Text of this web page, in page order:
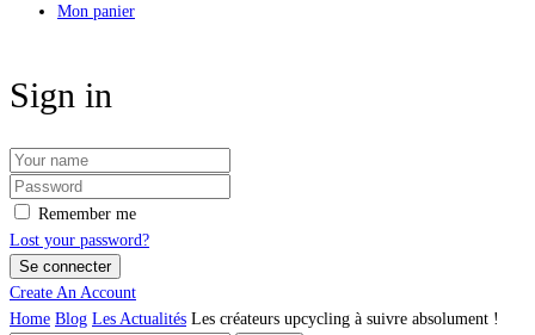
Mon panier
Sign in
Remember me
Lost your password?
Create An Account
Home Blog Les Actualités Les créateurs upcycling à suivre absolument !